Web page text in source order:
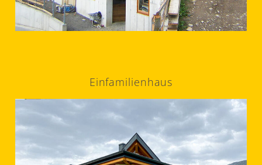
Einfamilienhaus